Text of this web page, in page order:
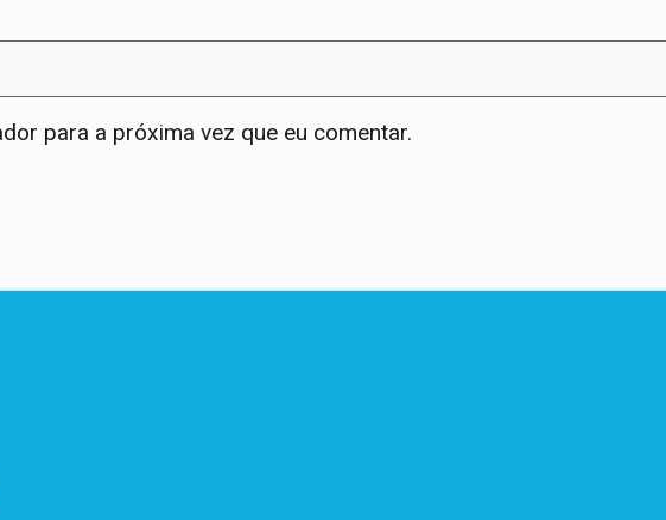
para a próxima vez que eu comentar.